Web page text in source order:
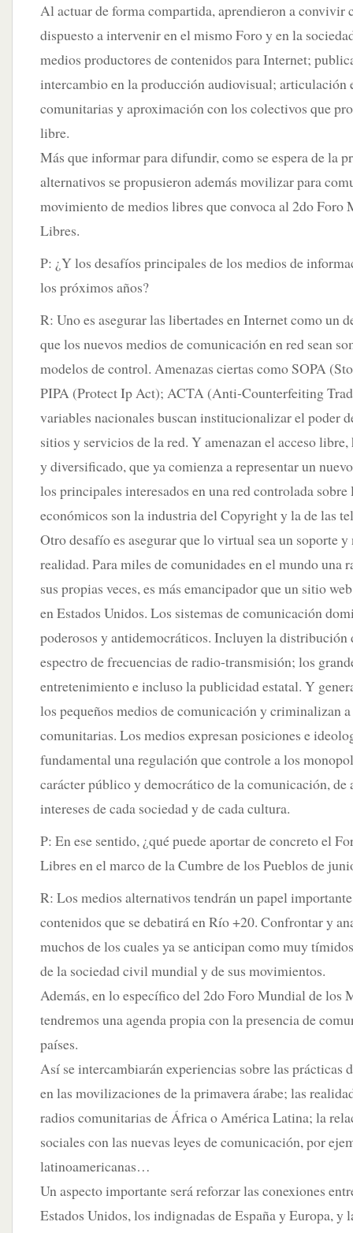
Al actuar de forma compartida, aprendieron a convivir
dispuesto a intervenir en el mismo Foro y en la
medios productores de contenidos para Internet;
intercambio en la producción audiovisual; articulación
comunitarias y aproximación con los colectivos que
libre.
Más que informar para difundir, como se espera de la
alternativos se propusieron además movilizar para
movimiento de medios libres que convoca al 2do Foro
Libres.
P: ¿Y los desafíos principales de los medios de
los próximos años?
R: Uno es asegurar las libertades en Internet como un
que los nuevos medios de comunicación en red sean
modelos de control. Amenazas ciertas como SOPA
PIPA (Protect Ip Act); ACTA (Anti-Counterfeiting
variables nacionales buscan institucionalizar el poder
sitios y servicios de la red. Y amenazan el acceso
y diversificado, que ya comienza a representar un
los principales interesados en una red controlada sobre
económicos son la industria del Copyright y la de las
Otro desafío es asegurar que lo virtual sea un soporte
realidad. Para miles de comunidades en el mundo una
sus propias veces, es más emancipador que un sitio
en Estados Unidos. Los sistemas de comunicación
poderosos y antidemocráticos. Incluyen la distribución
espectro de frecuencias de radio-transmisión; los
entretenimiento e incluso la publicidad estatal. Y
los pequeños medios de comunicación y criminalizan
comunitarias. Los medios expresan posiciones e
fundamental una regulación que controle a los
carácter público y democrático de la comunicación, de
intereses de cada sociedad y de cada cultura.
P: En ese sentido, ¿qué puede aportar de concreto el
Libres en el marco de la Cumbre de los Pueblos de
R: Los medios alternativos tendrán un papel
contenidos que se debatirá en Río +20. Confrontar y
muchos de los cuales ya se anticipan como muy
de la sociedad civil mundial y de sus movimientos.
Además, en lo específico del 2do Foro Mundial de los
tendremos una agenda propia con la presencia de
países.
Así se intercambiarán experiencias sobre las prácticas
en las movilizaciones de la primavera árabe; las
radios comunitarias de África o América Latina; la
sociales con las nuevas leyes de comunicación, por
latinoamericanas…
Un aspecto importante será reforzar las conexiones
Estados Unidos, los indignadas de España y Europa, y